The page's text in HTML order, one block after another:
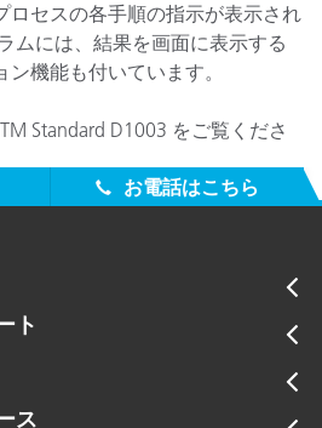
ロセスの各手順の指示が表示され
ムには、結果を画面に表示する
機能も付いています。
Standard D1003 をご覧くださ
お電話はこちら
ト
ス